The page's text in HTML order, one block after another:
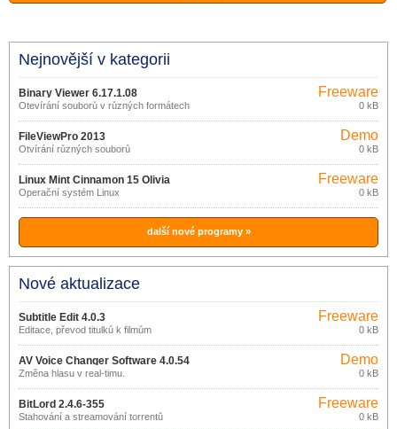
Nejnovější v kategorii
Binary Viewer 6.17.1.08
Otevírání souborů v různých formátech
Freeware
0 kB
FileViewPro 2013
Otvírání různých souborů
Demo
0 kB
Linux Mint Cinnamon 15 Olivia
Operační systém Linux
Freeware
0 kB
další nové programy »
Nové aktualizace
Subtitle Edit 4.0.3
Editace, převod titulků k filmům
Freeware
0 kB
AV Voice Changer Software 4.0.54
Změna hlasu v real-timu.
Demo
0 kB
BitLord 2.4.6-355
Stahování a streamování torrentů
Freeware
0 kB